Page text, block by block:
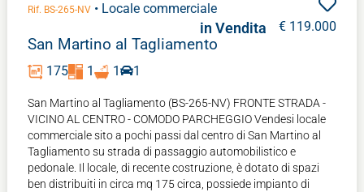
Rif. BS-265-NV • Locale commerciale
in Vendita
San Martino al Tagliamento
175 1 1 1
€ 119.000
San Martino al Tagliamento (BS-265-NV) FRONTE STRADA -
VICINO AL CENTRO - COMODO PARCHEGGIO Vendesi locale
commerciale sito a pochi passi dal centro di San Martino al
Tagliamento su strada di passaggio automobilistico e
pedonale. Il locale, di recente costruzione, è dotato di spazi
ben distribuiti in circa mq 175 circa, possiede impianto di